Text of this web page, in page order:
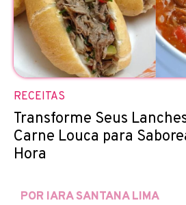
RECEITAS
Transforme Seus
Carne Louca para
Hora
POR IARA SANTANA LIMA